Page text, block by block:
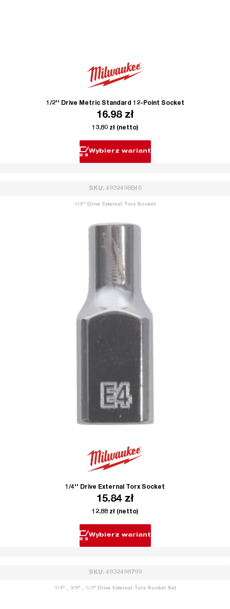
1/2'' Drive Metric Standard 12-Point Socket
16.98 zł
13.80 zł (netto)
Wybierz wariant
SKU: 4932498846
1/4'' Drive External Torx Socket
1/4'' Drive External Torx Socket
15.84 zł
12.88 zł (netto)
Wybierz wariant
SKU: 4932498799
1/4" , 3/8" , 1/2" Drive External Torx Socket Set